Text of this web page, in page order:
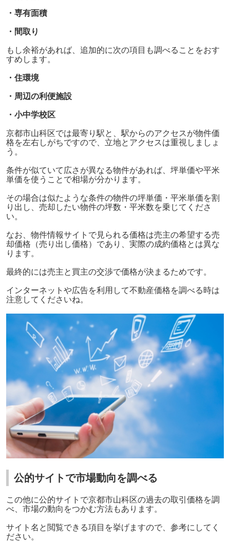
・専有面積
・間取り
もし余裕があれば、追加的に次の項目も調べることをおす
すめします。
・住環境
・周辺の利便施設
・小中学校区
京都市山科区では最寄り駅と、駅からのアクセスが物件価
格を左右しがちですので、立地とアクセスは重視しましょ
う。
条件が似ていて広さが異なる物件があれば、坪単価や平米
単価を使うことで相場が分かります。
その場合は似たような条件の物件の坪単価・平米単価を割
り出し、売却したい物件の坪数・平米数を乗じてくださ
い。
なお、物件情報サイトで見られる価格は売主の希望する売
却価格（売り出し価格）であり、実際の成約価格とは異な
ります。
最終的には売主と買主の交渉で価格が決まるためです。
インターネットや広告を利用して不動産価格を調べる時は
注意してくださいね。
公的サイトで市場動向を調べる
この他に公的サイトで京都市山科区の過去の取引価格を調
べ、市場の動向をつかむ方法もあります。
サイト名と閲覧できる項目を挙げますので、参考にしてく
ださい。